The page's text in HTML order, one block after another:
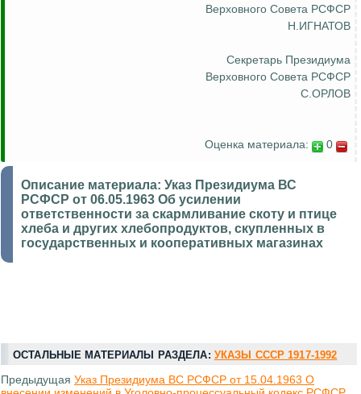
Верховного Совета РСФСР
Н.ИГНАТОВ
Секретарь Президиума
Верховного Совета РСФСР
С.ОРЛОВ
Оценка материала: 0
Описание материала: Указ Президиума ВС
РСФСР от 06.05.1963 Об усилении
ответственности за скармливание скоту и птице
хлеба и других хлебопродуктов, скупленных в
государственных и кооперативных магазинах
ОСТАЛЬНЫЕ МАТЕРИАЛЫ РАЗДЕЛА: УКАЗЫ СССР 1917-1992
Предыдущая Указ Президиума ВС РСФСР от 15.04.1963 О